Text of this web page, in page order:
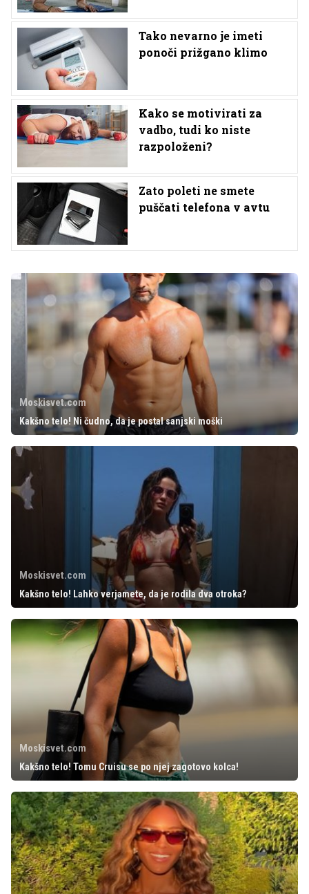
Tako nevarno je imeti
ponoči prižgano klimo
Kako se motivirati za
vadbo, tudi ko niste
razpoloženi?
Zato poleti ne smete
puščati telefona v avtu
Moskisvet.com
Kakšno telo! Ni čudno, da je postal sanjski moški
Moskisvet.com
Kakšno telo! Lahko verjamete, da je rodila dva otroka?
Moskisvet.com
Kakšno telo! Tomu Cruisu se po njej zagotovo kolca!